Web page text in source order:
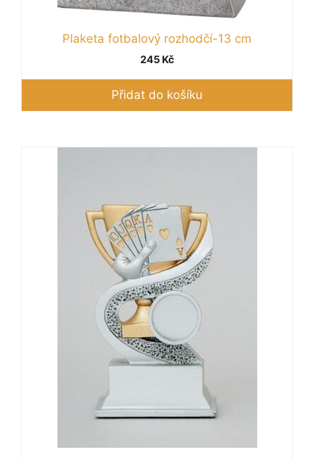
Plaketa fotbalový rozhodčí-13 cm
245 Kč
Přidat do košíku